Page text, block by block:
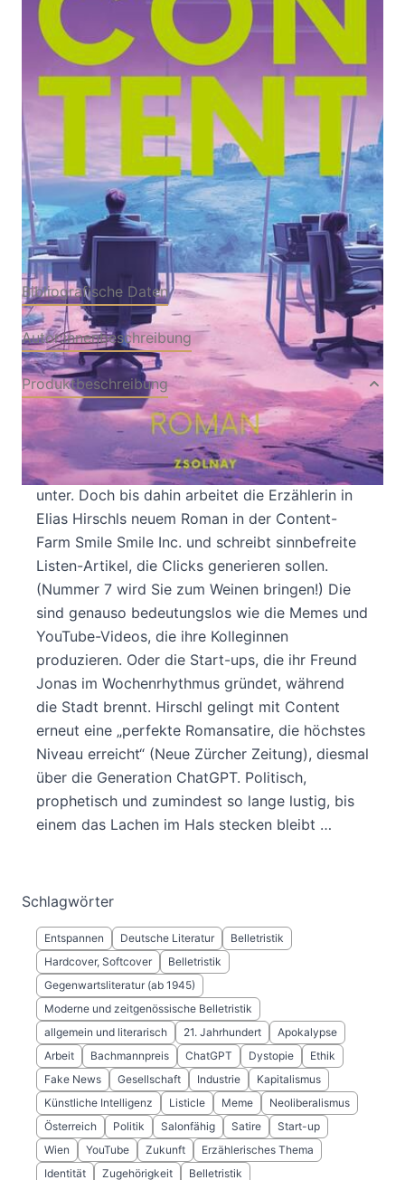
Roman
Von Elias Hirschl
Verlag: Zsolnay, Paul 29.01.2024
Buch 224 Seiten
Hardcover
ISBN: 978-3-
55207386-9
Bibliografische Daten
Autor:innenbeschreibung
Produktbeschreibung
Listicles, YouTube-Videos, ChatGPT und jede
Menge Content: Nach „Salonfähig“ die neue
Romansatire von Elias Hirschl Die Welt geht
unter. Doch bis dahin arbeitet die Erzählerin in
Elias Hirschls neuem Roman in der Content-
Farm Smile Smile Inc. und schreibt sinnbefreite
Listen-Artikel, die Clicks generieren sollen.
(Nummer 7 wird Sie zum Weinen bringen!) Die
sind genauso bedeutungslos wie die Memes und
YouTube-Videos, die ihre Kolleginnen
produzieren. Oder die Start-ups, die ihr Freund
Jonas im Wochenrhythmus gründet, während
die Stadt brennt. Hirschl gelingt mit Content
erneut eine „perfekte Romansatire, die höchstes
Niveau erreicht“ (Neue Zürcher Zeitung), diesmal
über die Generation ChatGPT. Politisch,
prophetisch und zumindest so lange lustig, bis
einem das Lachen im Hals stecken bleibt …
Schlagwörter
Entspannen Deutsche Literatur
Belletristik
Hardcover, Softcover
Belletristik
Gegenwartsliteratur (ab 1945)
Moderne und zeitgenössische Belletristik
allgemein und literarisch
21. Jahrhundert
Apokalypse
Arbeit
Bachmannpreis ChatGPT Dystopie
Ethik
Fake News
Gesellschaft Industrie
Kapitalismus
Künstliche Intelligenz
Listicle Meme
Neoliberalismus
Österreich
Politik Salonfähig Satire
Start-up
Wien
YouTube Zukunft
Erzählerisches Thema
Identität
Zugehörigkeit Belletristik